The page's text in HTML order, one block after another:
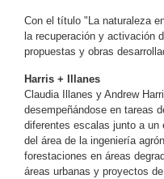
Con el título "La naturaleza
la recuperación y activación
propuestas y obras
Harris + Illanes
Claudia Illanes y Andrew
desempeñándose en tareas
diferentes escalas junto a un
del área de la ingeniería
forestaciones en áreas
áreas urbanas y proyectos